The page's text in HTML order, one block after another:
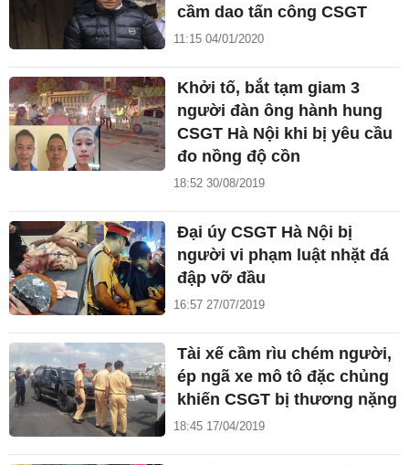
cầm dao tấn công CSGT
11:15 04/01/2020
Khởi tố, bắt tạm giam 3
người đàn ông hành hung
CSGT Hà Nội khi bị yêu cầu
đo nồng độ cồn
18:52 30/08/2019
Đại úy CSGT Hà Nội bị
người vi phạm luật nhặt đá
đập vỡ đầu
16:57 27/07/2019
Tài xế cầm rìu chém người,
ép ngã xe mô tô đặc chủng
khiến CSGT bị thương nặng
18:45 17/04/2019